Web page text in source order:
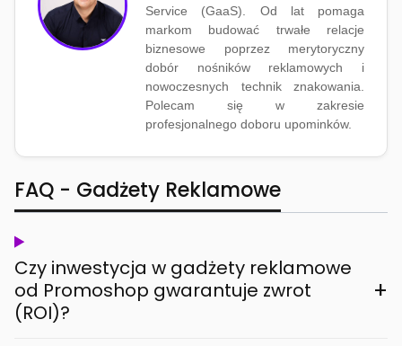
Service (GaaS). Od lat pomaga
markom budować trwałe relacje
biznesowe poprzez merytoryczny
dobór nośników reklamowych i
nowoczesnych technik znakowania.
Polecam się w zakresie
profesjonalnego doboru upominków.
FAQ - Gadżety Reklamowe
Czy inwestycja w gadżety reklamowe
od Promoshop gwarantuje zwrot
(ROI)?
+